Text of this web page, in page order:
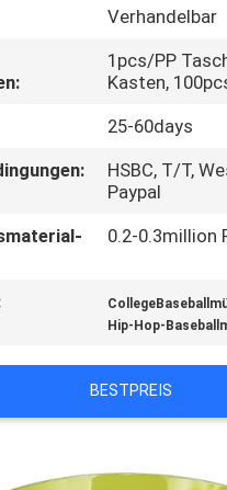
Verhandelbar
1pcs/PP
Kasten,
25-60days
HSBC, T/T,
Paypal
0.2-0.3million
Hip-Hop-
BESTPREIS